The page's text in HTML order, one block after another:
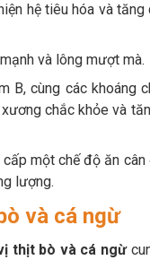
hệ tiêu hóa và
và lông mượt mà.
B, cùng các khoáng
chắc khỏe và
một chế độ ăn
lượng.
và cá ngừ
thịt bò và cá ngừ